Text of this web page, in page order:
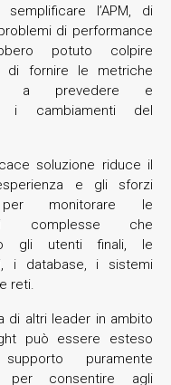
l’APM, di
di performance
potuto colpire
di fornire le metriche
a prevedere e
i cambiamenti del
soluzione riduce il
e gli sforzi
monitorare le
complesse che
gli utenti finali, le
i database, i sistemi
reti.
di altri leader in ambito
può essere esteso
puramente
per consentire agli